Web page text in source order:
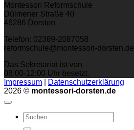
Montessori Reformschule
Dülmener Straße 40
46286 Dorsten
Telefon: 02369-2087058
reformschule@montessori-dorsten.de
Das Sekretariat ist von
08:00-12:00 Uhr besetzt.
Impressum
Datenschutzerklärung
2026 © montessori-dorsten.de